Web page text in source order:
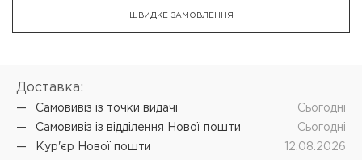
ШВИДКЕ ЗАМОВЛЕННЯ
Доставка:
Самовивіз iз точки видачі
Cьогодні
Самовивіз iз відділення Нової пошти
Cьогодні
Кур'єр Нової пошти
12.08.2026